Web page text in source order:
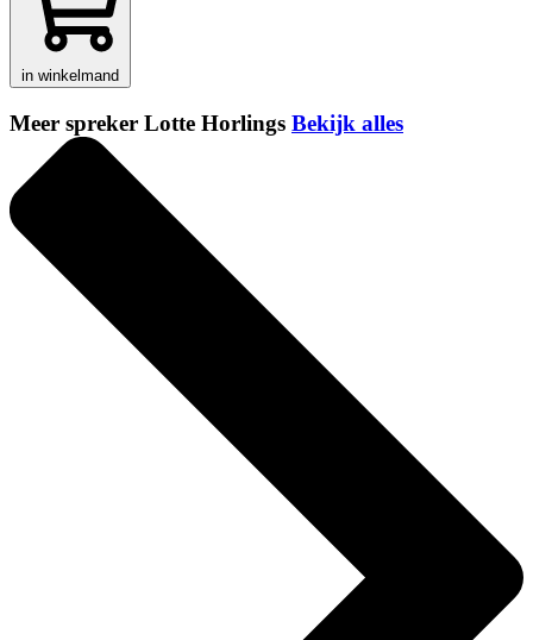
in winkelmand
Meer spreker Lotte Horlings Bekijk alles